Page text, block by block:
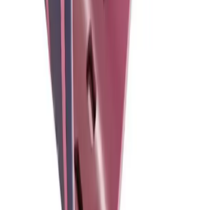
Xiaomi Redmi Note 8 Pro için Sunset Wave Siyah
Silikon Kılıfı Detaylı İnceleme
Sunset Wave tasarımlı siyah silikon kılıf, Xiaomi Redmi Note 8
Pro'yu şık ve güvenle korur, dayanıklı yapısı ve kolay kullanımıyla
Daha fazla bilgi edinin